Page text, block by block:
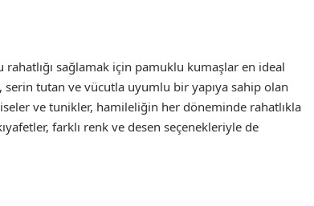
sağlamak için pamuklu kumaşlar en ideal
serin tutan ve vücutla uyumlu bir yapıya sahip olan
ve tunikler, hamileliğin her döneminde rahatlıkla
farklı renk ve desen seçenekleriyle de